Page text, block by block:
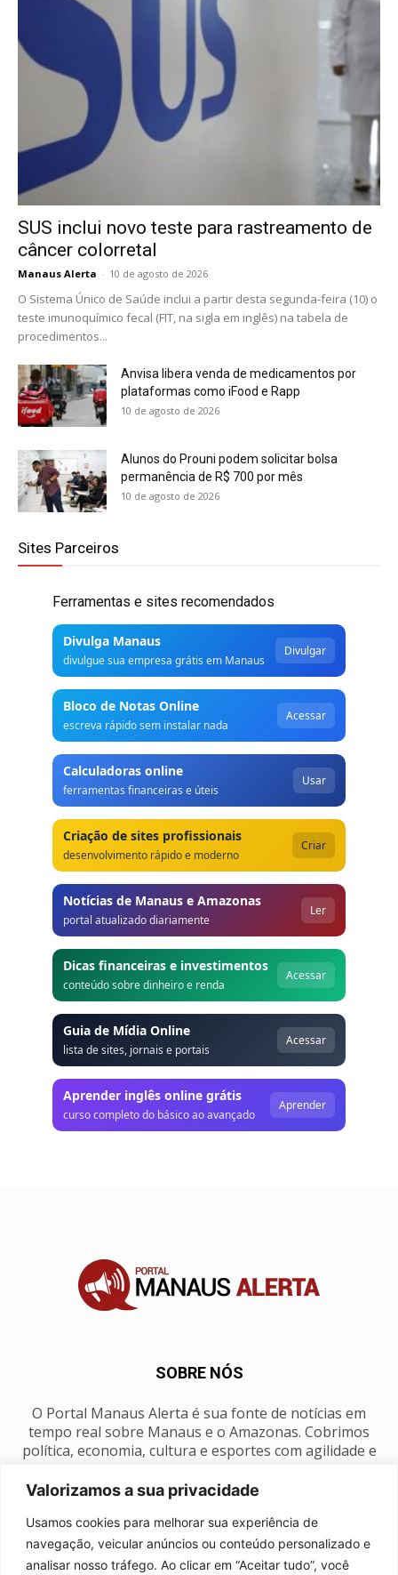
Valorizamos a sua privacidade
Usamos cookies para melhorar sua experiência de
navegação, veicular anúncios ou conteúdo personalizado e
analisar nosso tráfego. Ao clicar em “Aceitar tudo”, você
SUS inclui novo teste para rastreamento de
câncer colorretal
Manaus Alerta - 10 de agosto de 2026
O Sistema Único de Saúde inclui a partir desta segunda-feira (10) o
teste imunoquímico fecal (FIT, na sigla em inglês) na tabela de
procedimentos...
Anvisa libera venda de medicamentos por
plataformas como iFood e Rapp
10 de agosto de 2026
Alunos do Prouni podem solicitar bolsa
permanência de R$ 700 por mês
10 de agosto de 2026
Sites Parceiros
Ferramentas e sites recomendados
Divulga Manaus
divulgue sua empresa grátis em Manaus
Divulgar
Bloco de Notas Online
escreva rápido sem instalar nada
Acessar
Calculadoras online
ferramentas financeiras e úteis
Usar
Criação de sites profissionais
desenvolvimento rápido e moderno
Criar
Notícias de Manaus e Amazonas
portal atualizado diariamente
Ler
Dicas financeiras e investimentos
conteúdo sobre dinheiro e renda
Acessar
Guia de Mídia Online
lista de sites, jornais e portais
Acessar
Aprender inglês online grátis
curso completo do básico ao avançado
Aprender
SOBRE NÓS
O Portal Manaus Alerta é sua fonte de notícias em
tempo real sobre Manaus e o Amazonas. Cobrimos
política, economia, cultura e esportes com agilidade e